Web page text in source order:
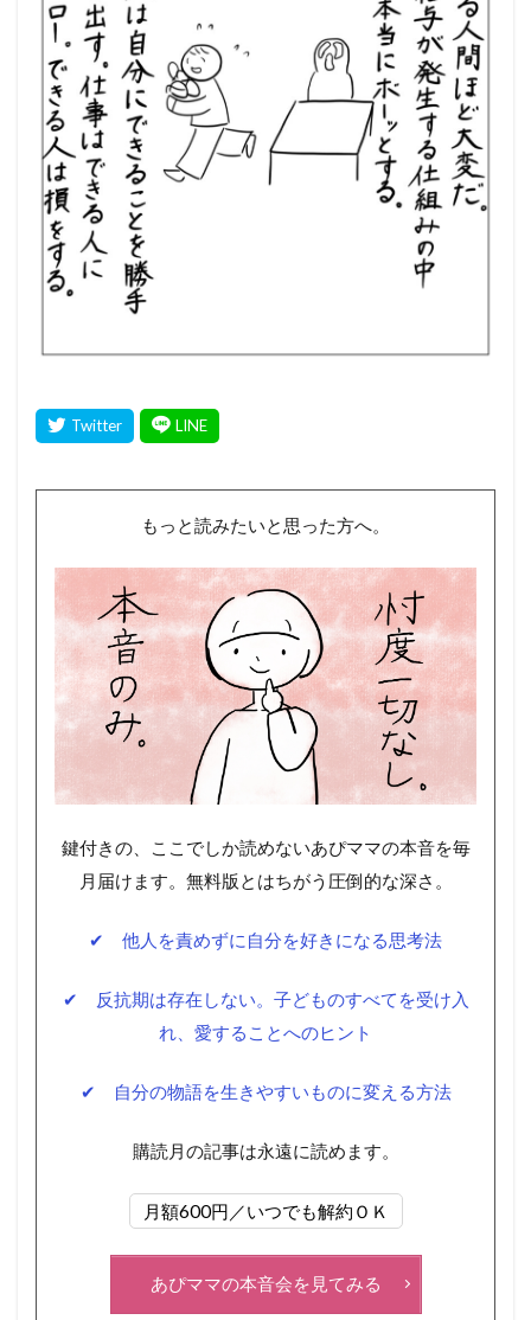
もっと読みたいと思った方へ。
鍵付きの、ここでしか読めないあぴママの本音を毎
月届けます。無料版とはちがう圧倒的な深さ。
✔ 他人を責めずに自分を好きになる思考法
✔ 反抗期は存在しない。子どものすべてを受け入
れ、愛することへのヒント
✔ 自分の物語を生きやすいものに変える方法
購読月の記事は永遠に読めます。
月額600円／いつでも解約ＯＫ
あぴママの本音会を見てみる